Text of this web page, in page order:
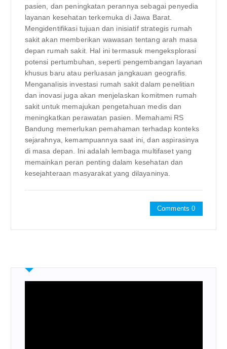
pasien, dan peningkatan perannya sebagai penyedia
layanan kesehatan terkemuka di Jawa Barat.
Mengidentifikasi tujuan dan inisiatif strategis rumah
sakit akan memberikan wawasan tentang arah masa
depan rumah sakit. Hal ini termasuk mengeksplorasi
potensi pertumbuhan, seperti pengembangan layanan
khusus baru atau perluasan jangkauan geografis.
Menganalisis investasi rumah sakit dalam penelitian
dan inovasi juga akan menjelaskan komitmen rumah
sakit untuk memajukan pengetahuan medis dan
meningkatkan perawatan pasien. Memahami RS
Bandung memerlukan pemahaman terhadap konteks
sejarahnya, kemampuannya saat ini, dan aspirasinya
di masa depan. Ini adalah lembaga multifaset yang
memainkan peran penting dalam kesehatan dan
kesejahteraan masyarakat yang dilayaninya.
Comments 0